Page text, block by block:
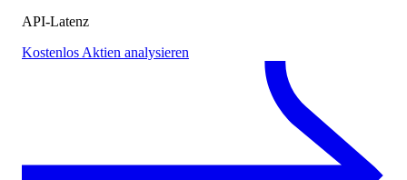
API-Latenz
Kostenlos Aktien analysieren